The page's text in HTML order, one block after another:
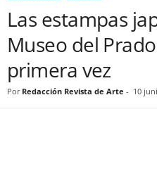
Las estampas
Museo del
primera vez
Por Redacción Revista de Arte - 10